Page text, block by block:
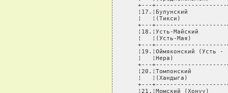
+---
¦17.¦Булунский
¦   ¦(Тикси)
+---
¦18.¦Усть-Майский
¦   ¦(Усть-Мая)
+---
¦19.¦Оймяконский (Усть -
¦   ¦Нера)
+---
¦20.¦Томпонский
¦   ¦(Хандыга)
+---
¦21.¦Момский (Хонуу)